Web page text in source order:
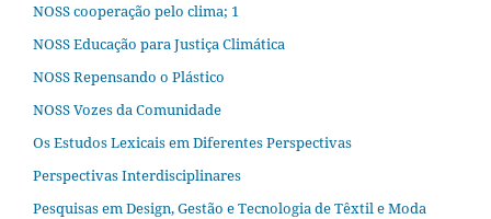
NOSS cooperação pelo clima; 1
NOSS Educação para Justiça Climática
NOSS Repensando o Plástico
NOSS Vozes da Comunidade
Os Estudos Lexicais em Diferentes Perspectivas
Perspectivas Interdisciplinares
Pesquisas em Design, Gestão e Tecnologia de Têxtil e Moda